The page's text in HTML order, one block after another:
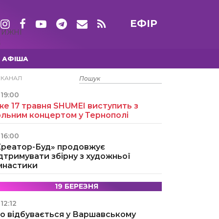
ЕФІР
АФІША
15 ТРАВНЯ
19:00
17 травня SHUMEI виступить з
концертом у Тернополі
16:00
Буд» продовжує
збірну з художньої
19 БЕРЕЗНЯ
12:12
відбувається у Варшавському